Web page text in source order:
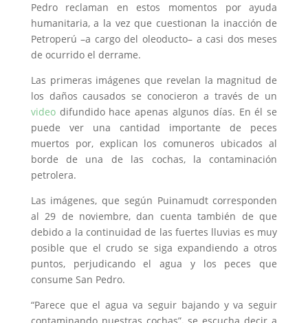
Pedro reclaman en estos momentos por ayuda
humanitaria, a la vez que cuestionan la inacción de
Petroperú –a cargo del oleoducto– a casi dos meses
de ocurrido el derrame.
Las primeras imágenes que revelan la magnitud de
los daños causados se conocieron a través de un
videodifundido hace apenas algunos días. En él se
puede ver una cantidad importante de peces
muertos por, explican los comuneros ubicados al
borde de una de las cochas, la contaminación
petrolera.
Las imágenes, que según Puinamudt corresponden
al 29 de noviembre, dan cuenta también de que
debido a la continuidad de las fuertes lluvias es muy
posible que el crudo se siga expandiendo a otros
puntos, perjudicando el agua y los peces que
consume San Pedro.
“Parece que el agua va seguir bajando y va seguir